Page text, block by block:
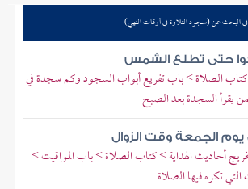
في البحث عن (سجود التلاوة في أوقات النهي)
حتى تطلع الشمس
الصلاة > باب تفريع أبواب السجود وكم سجدة في
يقرأ السجدة بعد الصبح
يوم الجمعة وقت الزوال
أحاديث الهداية > كتاب الصلاة > باب المواقيت >
تكره فيها الصلاة